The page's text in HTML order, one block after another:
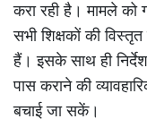
करा रही है। मामले को
सभी शिक्षकों की
हैं। इसके साथ ही
पास कराने की
बचाई जा सकें।